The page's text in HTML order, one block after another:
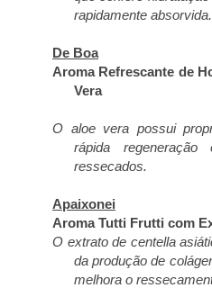
rapidamente absorvida.
De Boa
Aroma Refrescante de
Vera
O aloe vera possui
rápida
ressecados.
Apaixonei
Aroma Tutti Frutti com
O extrato de centella
da produção de
melhora o